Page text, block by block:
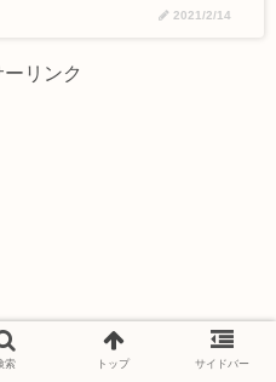
2021/2/14
リンク
索 トップ サイドバー